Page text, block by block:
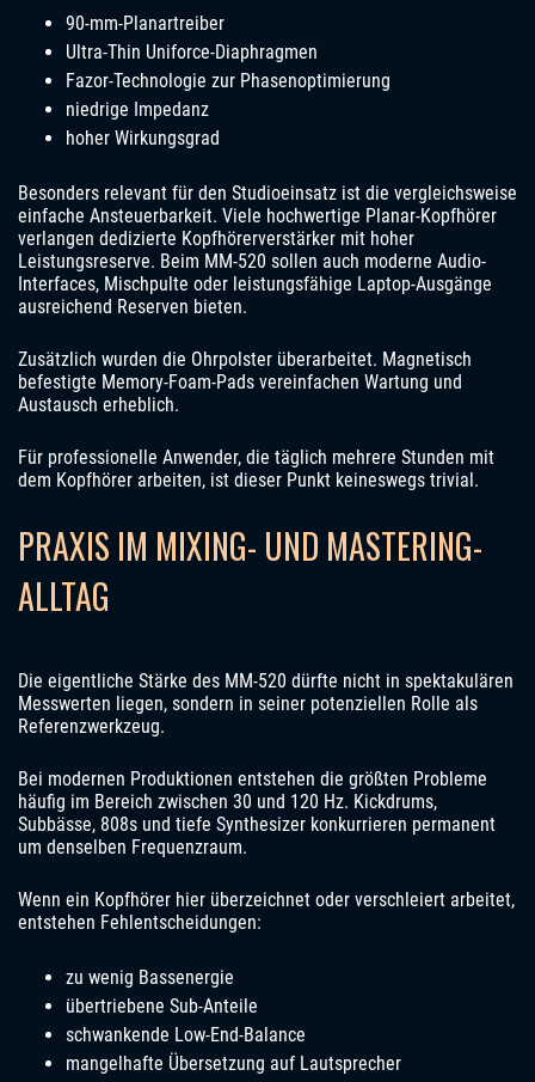
90-mm-Planartreiber
Ultra-Thin Uniforce-Diaphragmen
Fazor-Technologie zur Phasenoptimierung
niedrige Impedanz
hoher Wirkungsgrad
Besonders relevant für den Studioeinsatz ist die vergleichsweise
einfache Ansteuerbarkeit. Viele hochwertige Planar-Kopfhörer
verlangen dedizierte Kopfhörerverstärker mit hoher
Leistungsreserve. Beim MM-520 sollen auch moderne Audio-
Interfaces, Mischpulte oder leistungsfähige Laptop-Ausgänge
ausreichend Reserven bieten.
Zusätzlich wurden die Ohrpolster überarbeitet. Magnetisch
befestigte Memory-Foam-Pads vereinfachen Wartung und
Austausch erheblich.
Für professionelle Anwender, die täglich mehrere Stunden mit
dem Kopfhörer arbeiten, ist dieser Punkt keineswegs trivial.
PRAXIS IM MIXING- UND MASTERING-
ALLTAG
Die eigentliche Stärke des MM-520 dürfte nicht in spektakulären
Messwerten liegen, sondern in seiner potenziellen Rolle als
Referenzwerkzeug.
Bei modernen Produktionen entstehen die größten Probleme
häufig im Bereich zwischen 30 und 120 Hz. Kickdrums,
Subbässe, 808s und tiefe Synthesizer konkurrieren permanent
um denselben Frequenzraum.
Wenn ein Kopfhörer hier überzeichnet oder verschleiert arbeitet,
entstehen Fehlentscheidungen:
zu wenig Bassenergie
übertriebene Sub-Anteile
schwankende Low-End-Balance
mangelhafte Übersetzung auf Lautsprecher